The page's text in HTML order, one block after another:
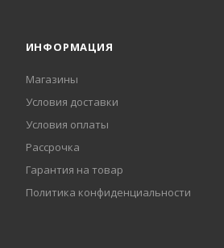
ИНФОРМАЦИЯ
Магазины
Условия доставки
Условия оплаты
Рассрочка
Гарантия на товар
Политика конфиденциальности